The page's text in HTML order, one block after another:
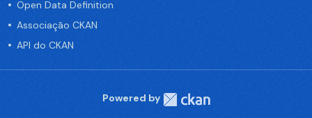
Open Data Definition
Associação CKAN
API do CKAN
Powered by